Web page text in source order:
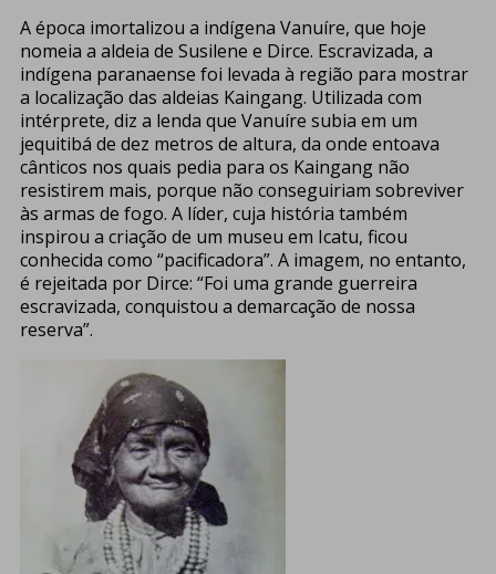
A época imortalizou a indígena Vanuíre, que hoje
nomeia a aldeia de Susilene e Dirce. Escravizada, a
indígena paranaense foi levada à região para mostrar
a localização das aldeias Kaingang. Utilizada com
intérprete, diz a lenda que Vanuíre subia em um
jequitibá de dez metros de altura, da onde entoava
cânticos nos quais pedia para os Kaingang não
resistirem mais, porque não conseguiriam sobreviver
às armas de fogo. A líder, cuja história também
inspirou a criação de um museu em Icatu, ficou
conhecida como “pacificadora”. A imagem, no entanto,
é rejeitada por Dirce: “Foi uma grande guerreira
escravizada, conquistou a demarcação de nossa
reserva”.